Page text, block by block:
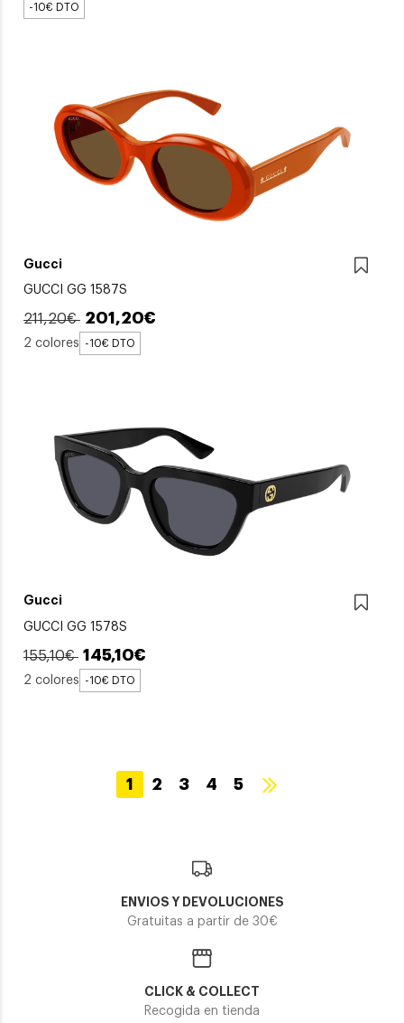
-10€ DTO
Gucci
GUCCI GG 1587S
211,20€ 201,20€
2 colores -10€ DTO
Gucci
GUCCI GG 1578S
155,10€ 145,10€
2 colores -10€ DTO
1 2 3 4 5
ENVIOS Y DEVOLUCIONES
Gratuitas a partir de 30€
CLICK & COLLECT
Recogida en tienda